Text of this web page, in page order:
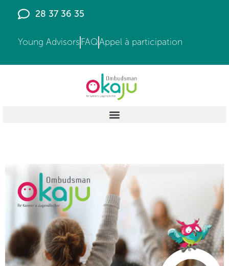
28 37 36 35
Young Advisors FAQAppel à participation